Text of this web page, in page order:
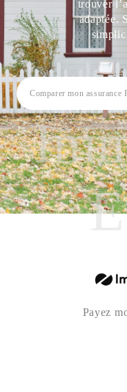
trouver
adaptée.
Payez